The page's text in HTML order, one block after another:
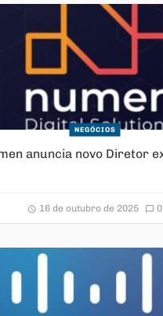
NEGÓCIOS
anuncia novo Diretor
16 de outubro de 2025 0